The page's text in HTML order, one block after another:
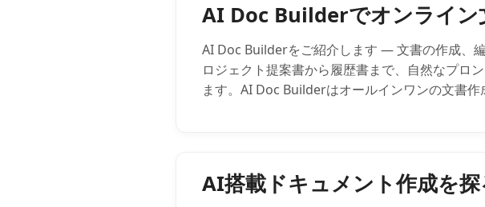
AI Doc Builderでオンライン
AI Doc Builderをご紹介します — 文書の作成、
ロジェクト提案書から履歴書まで、自然なプロ
ます。AI Doc Builderはオールインワンの文書作
AI搭載ドキュメント作成を探